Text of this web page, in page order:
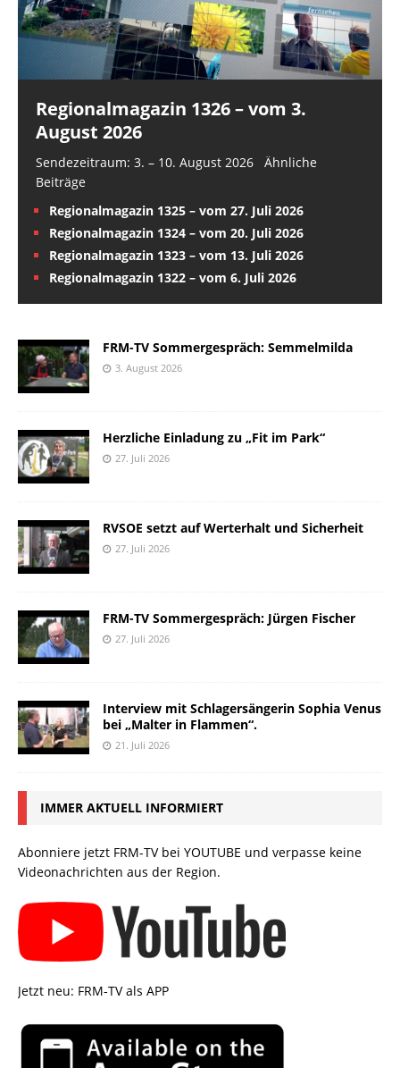
Regionalmagazin 1326 – vom 3.
August 2026
Sendezeitraum: 3. – 10. August 2026 Ähnliche
Beiträge
Regionalmagazin 1325 – vom 27. Juli 2026
Regionalmagazin 1324 – vom 20. Juli 2026
Regionalmagazin 1323 – vom 13. Juli 2026
Regionalmagazin 1322 – vom 6. Juli 2026
FRM-TV Sommergespräch: Semmelmilda
3. August 2026
Herzliche Einladung zu „Fit im Park“
27. Juli 2026
RVSOE setzt auf Werterhalt und Sicherheit
27. Juli 2026
FRM-TV Sommergespräch: Jürgen Fischer
27. Juli 2026
Interview mit Schlagersängerin Sophia Venus
bei „Malter in Flammen“.
21. Juli 2026
IMMER AKTUELL INFORMIERT
Abonniere jetzt FRM-TV bei YOUTUBE und verpasse keine
Videonachrichten aus der Region.
Jetzt neu: FRM-TV als APP